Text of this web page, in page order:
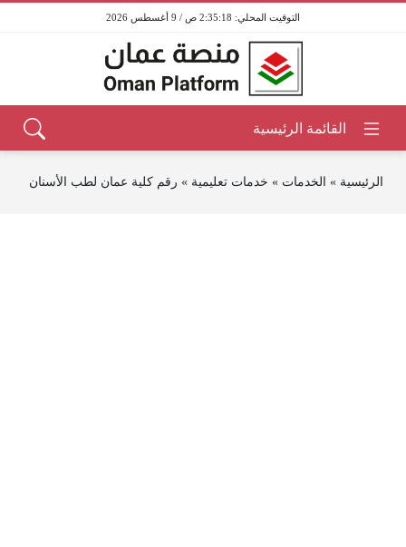
2:35:18 ص / 9 أغسطس 2026
الرئيسية » الخدمات » خدمات تعليمية » رقم كلية عمان لطب الأسنان